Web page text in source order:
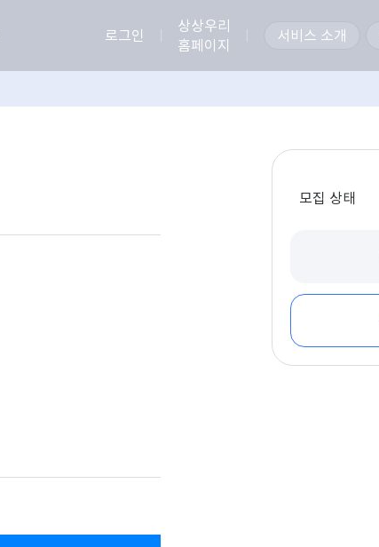
로그인
상상우리
홈페이지
서비스 소개
모집 상태